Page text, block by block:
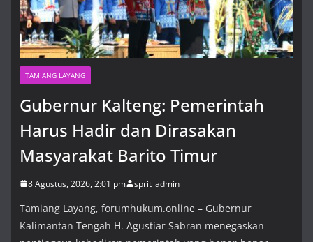
TAMIANG LAYANG
Gubernur Kalteng: Pemerintah
Harus Hadir dan Dirasakan
Masyarakat Barito Timur
8 Agustus, 2026, 2:01 pm sprit_admin
Tamiang Layang, forumhukum.online – Gubernur
Kalimantan Tengah H. Agustiar Sabran menegaskan